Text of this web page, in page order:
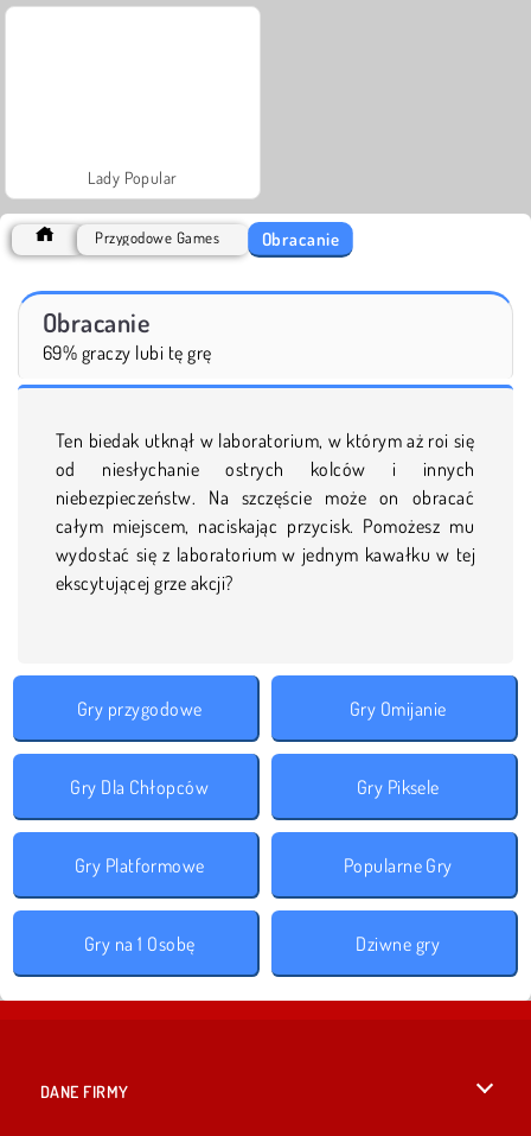
Lady Popular
Przygodowe Games Obracanie
Obracanie
69% graczy lubi tę grę
Ten biedak utknął w laboratorium, w którym aż roi się
od niesłychanie ostrych kolców i innych
niebezpieczeństw. Na szczęście może on obracać
całym miejscem, naciskając przycisk. Pomożesz mu
wydostać się z laboratorium w jednym kawałku w tej
ekscytującej grze akcji?
Gry przygodowe Gry Omijanie
Gry Dla Chłopców Gry Piksele
Gry Platformowe Popularne Gry
Gry na 1 Osobę Dziwne gry
DANE FIRMY